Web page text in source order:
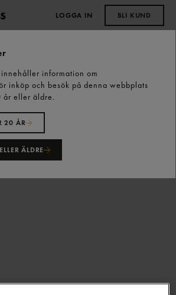
LOGGA IN BLI KUND
Vatten
Burk 33cl Ramlösa
information om
inköp och besök på denna webbplats
år eller äldre.
20 ÅR
ÄLDRE